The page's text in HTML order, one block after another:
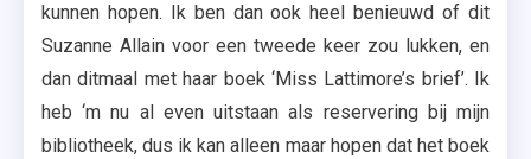
kunnen hopen. Ik ben dan ook heel benieuwd of dit
Suzanne Allain voor een tweede keer zou lukken, en
dan ditmaal met haar boek ‘Miss Lattimore’s brief’. Ik
heb ‘m nu al even uitstaan als reservering bij mijn
bibliotheek, dus ik kan alleen maar hopen dat het boek